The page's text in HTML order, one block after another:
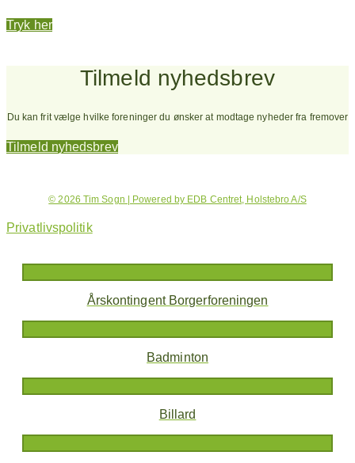
Tryk her
Tilmeld nyhedsbrev
Du kan frit vælge hvilke foreninger du ønsker at modtage nyheder fra fremover
Tilmeld nyhedsbrev
© 2026 Tim Sogn | Powered by EDB Centret, Holstebro A/S
Privatlivspolitik
Årskontingent Borgerforeningen
Badminton
Billard